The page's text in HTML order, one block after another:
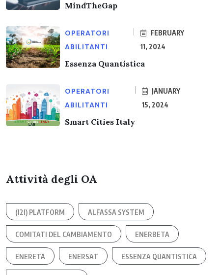
MindTheGap
OPERATORI
ABILITANTI
FEBRUARY
11, 2024
Essenza Quantistica
OPERATORI
ABILITANTI
JANUARY
15, 2024
Smart Cities Italy
Attività degli OA
(I2I) PLATFORM ALFASSA SYSTEM
COMITATI DEL CAMBIAMENTO ENERBETA
ENERETA ENERSAT ESSENZA QUANTISTICA